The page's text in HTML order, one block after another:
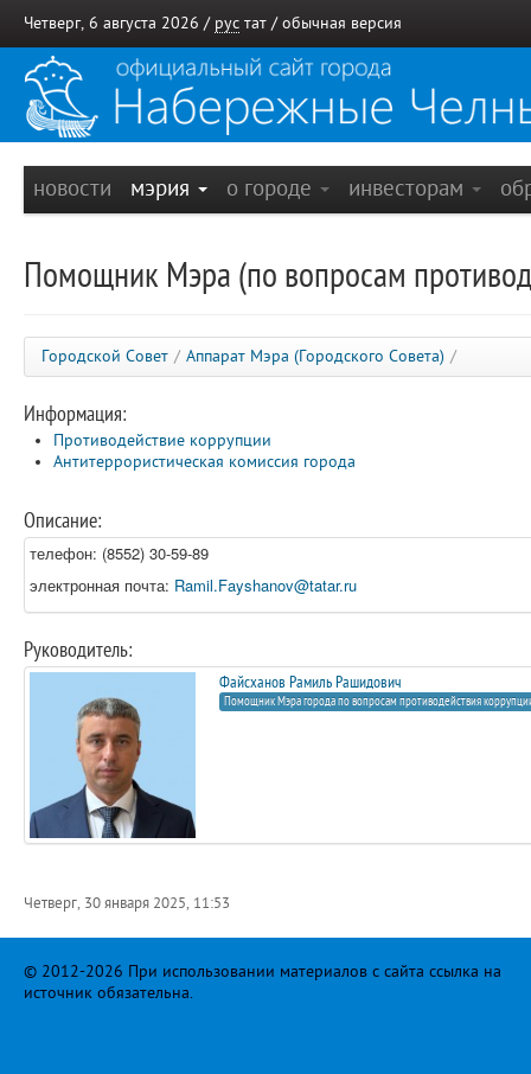
Четверг, 6 августа 2026 / рус тат / обычная версия
новости мэрия о городе инвесторам
Помощник Мэра (по вопросам
Городской Совет / Аппарат Мэра (Городского Совета) /
Информация:
Противодействие коррупции
Антитеррористическая комиссия города
Описание:
телефон: (8552) 30-59-89
электронная почта: Ramil.Fayshanov@tatar.ru
Руководитель:
Файсханов Рамиль Рашидович
Помощник Мэра города по вопросам противодействия
Четверг, 30 января 2025, 11:53
© 2012-2026 При использовании материалов с сайта ссылка на
источник обязательна.